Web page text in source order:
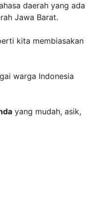
daerah yang ada
Jawa Barat.
kita membiasakan
warga Indonesia
yang mudah, asik,